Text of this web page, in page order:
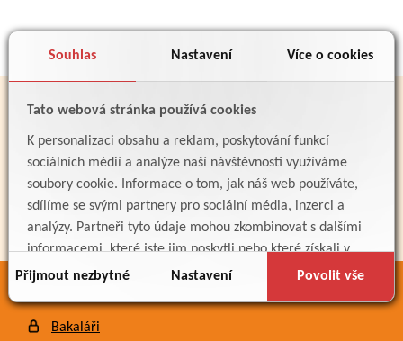
Souhlas Nastavení Více o cookies
Tato webová stránka používá cookies
K personalizaci obsahu a reklam, poskytování funkcí
sociálních médií a analýze naší návštěvnosti využíváme
soubory cookie. Informace o tom, jak náš web používáte,
sdílíme se svými partnery pro sociální média, inzerci a
analýzy. Partneři tyto údaje mohou zkombinovat s dalšími
informacemi, které jste jim poskytli nebo které získali v
důsledku toho, že používáte jejich služby.
Přijmout nezbytné Nastavení Povolit vše
PARTNEŘI
Bakaláři